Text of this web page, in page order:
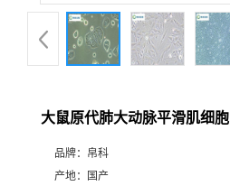
大鼠原代肺大动脉平滑肌细胞
品牌： 帛科
产地：
国产